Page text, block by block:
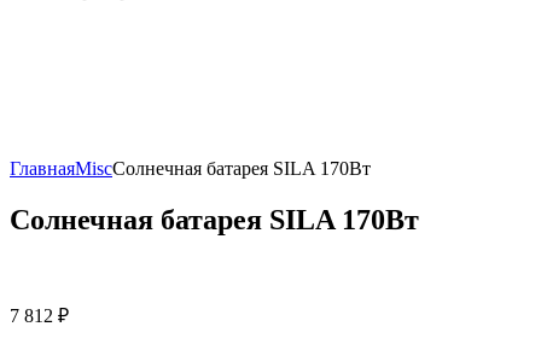
ГлавнаяMiscСолнечная батарея SILA 170Вт
Солнечная батарея SILA 170Вт
7 812 ₽